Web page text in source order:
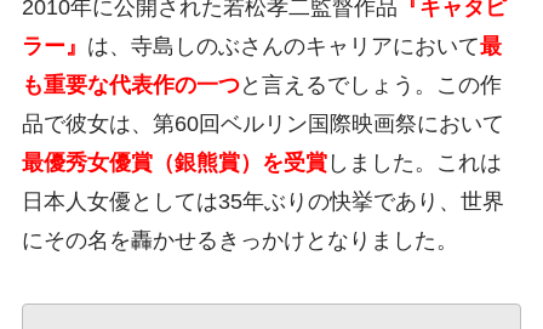
2010年に公開された若松孝二監督作品 『キャタピ
ラー』 は、寺島しのぶさんのキャリアにおいて最
も重要な代表作の一つと言えるでしょう。この作
品で彼女は、第60回ベルリン国際映画祭において
最優秀女優賞（銀熊賞）を受賞しました。これは
日本人女優としては35年ぶりの快挙であり、世界
にその名を轟かせるきっかけとなりました。